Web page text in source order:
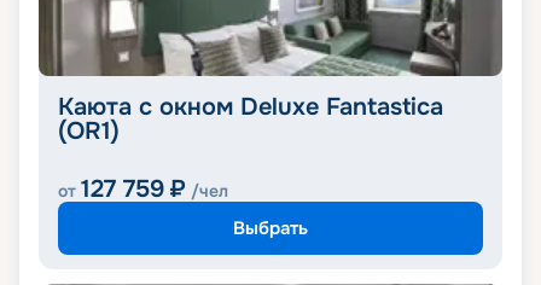
Каюта с окном Deluxe Fantastica
(OR1)
от 127 759 ₽ /чел
Выбрать